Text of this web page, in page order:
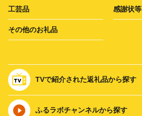
工芸品 感謝状等
その他のお礼品
TVで紹介された返礼品から探す
ふるラボチャンネルから探す